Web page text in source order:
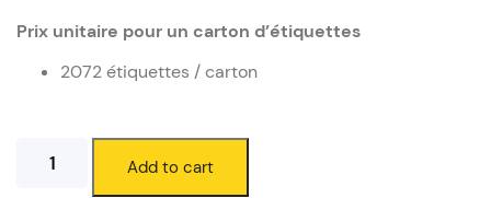
Prix unitaire pour un carton d’étiquettes
2072 étiquettes / carton
polyéthylène
Add to cart